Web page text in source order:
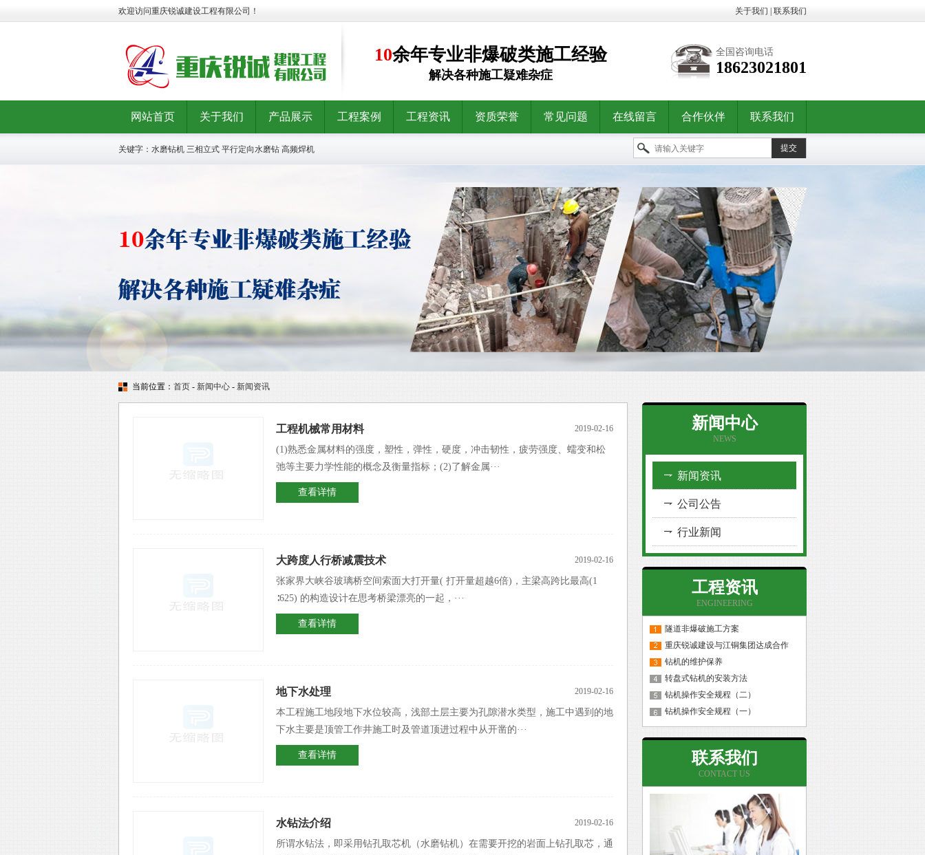
欢迎访问重庆锐诚建设工程有限公司！ 关于我们 联系我们
10余年专业非爆破类施工经验
解决各种施工疑难杂症
全国咨询电话
18623021801
网站首页 关于我们 产品展示 工程案例 工程资讯 资质荣誉 常见问题 在线留言 合作伙伴 联系我们
关键字： 水磨钻机 三相立式 平行定向水磨钻 高频焊机
当前位置： 首页 - 新闻中心 - 新闻资讯
工程机械常用材料 2019-02-16
(1)熟悉金属材料的强度，塑性，弹性，硬度，冲击韧性，疲劳强度、蠕变和松
弛等主要力学性能的概念及衡量指标；(2)了解金属···
查看详情
大跨度人行桥减震技术 2019-02-16
张家界大峡谷玻璃桥空间索面大打开量( 打开量超越6倍)，主梁高跨比最高(1
∶625) 的构造设计在思考桥梁漂亮的一起，···
查看详情
地下水处理 2019-02-16
本工程施工地段地下水位较高，浅部土层主要为孔隙潜水类型，施工中遇到的地
下水主要是顶管工作井施工时及管道顶进过程中从开凿的···
查看详情
水钻法介绍 2019-02-16
所谓水钻法，即采用钻孔取芯机（水磨钻机）在需要开挖的岩面上钻孔取芯，通
新闻中心
NEWS
新闻资讯
公司公告
行业新闻
工程资讯
ENGINEERING
隧道非爆破施工方案
重庆锐诚建设与江铜集团达成合作
钻机的维护保养
转盘式钻机的安装方法
钻机操作安全规程（二）
钻机操作安全规程（一）
联系我们
CONTACT US